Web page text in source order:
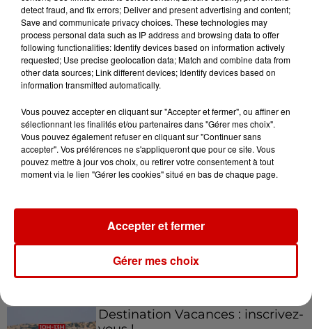
Gagnez vos places pour le
festival Marché Gourmand 2026
à Coulon !
Le Duel - Gagnez vos entrées
pour l'un des zoos de nos
régions !
Destination Vacances - Gagnez
votre séjour en famille au cœur
de la...
Destination Vacances : inscrivez-
detect fraud, and fix errors; Deliver and present advertising and content;
Save and communicate privacy choices. These technologies may
process personal data such as IP address and browsing data to offer
following functionalities: Identify devices based on information actively
requested; Use precise geolocation data; Match and combine data from
other data sources; Link different devices; Identify devices based on
information transmitted automatically.
Vous pouvez accepter en cliquant sur "Accepter et fermer", ou affiner en
sélectionnant les finalités et/ou partenaires dans "Gérer mes choix".
Vous pouvez également refuser en cliquant sur "Continuer sans
accepter". Vos préférences ne s'appliqueront que pour ce site. Vous
pouvez mettre à jour vos choix, ou retirer votre consentement à tout
moment via le lien "Gérer les cookies" situé en bas de chaque page.
Gérer mes choix
Accepter et fermer